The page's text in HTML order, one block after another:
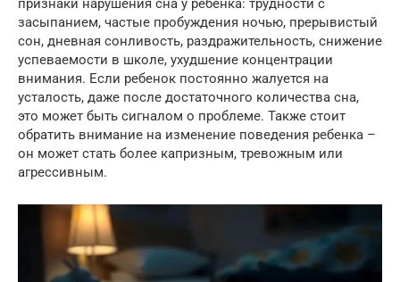
признаки нарушения сна у ребенка: трудности с
засыпанием, частые пробуждения ночью, прерывистый
сон, дневная сонливость, раздражительность, снижение
успеваемости в школе, ухудшение концентрации
внимания. Если ребенок постоянно жалуется на
усталость, даже после достаточного количества сна,
это может быть сигналом о проблеме. Также стоит
обратить внимание на изменение поведения ребенка –
он может стать более капризным, тревожным или
агрессивным.